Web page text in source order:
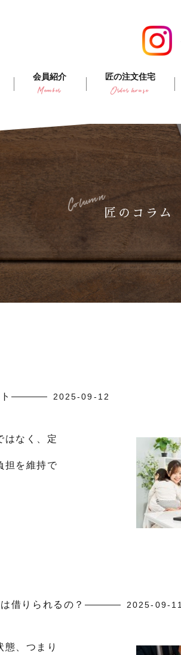
会員紹介
Member
匠の注文住宅
Order house
匠のコラム
Column
2025-09-12
はなく、定
担を維持で
借りられるの？ 2025-09-11
、つまり